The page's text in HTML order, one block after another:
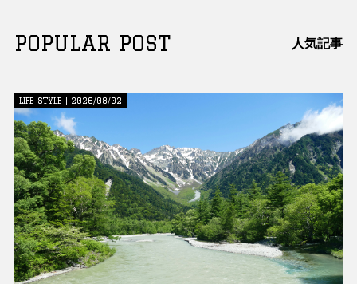
POPULAR POST 人気記事
LIFE STYLE | 2026/08/02